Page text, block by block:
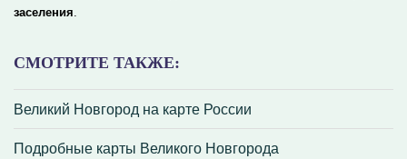
СМОТРИТЕ ТАКЖЕ:
Великий Новгород на карте России
Подробные карты Великого Новгорода
заселения.